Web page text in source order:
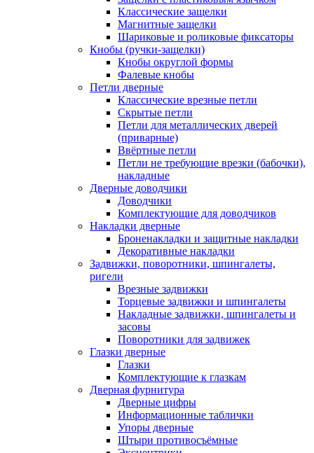
Классические защелки
Магнитные защелки
Шариковые и роликовые фиксаторы
Кнобы (ручки-защелки)
Кнобы округлой формы
Фалевые кнобы
Петли дверные
Классические врезные петли
Скрытые петли
Петли для металлических дверей
(приварные)
Ввёртные петли
Петли не требующие врезки (бабочки),
накладные
Дверные доводчики
Доводчики
Комплектующие для доводчиков
Накладки дверные
Броненакладки и защитные накладки
Декоративные накладки
Задвижки, поворотники, шпингалеты,
ригели
Врезные задвижки
Торцевые задвижки и шпингалеты
Накладные задвижки, шпингалеты и
засовы
Поворотники для задвижек
Глазки дверные
Глазки
Комплектующие к глазкам
Дверная фурнитура
Дверные цифры
Информационные таблички
Упоры дверные
Штыри противосъёмные